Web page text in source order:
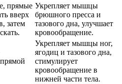
прямые
вверх
затем
Укрепляет мышцы
брюшного пресса и
тазового дна, улучшает
кровообращение.
Укрепляет мышцы ног,
ягодиц и тазового дна,
стимулирует
кровообращение в
нижней части тела.